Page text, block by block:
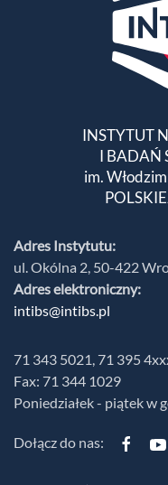
INSTYTUT
I BADAŃ
im.
Adres Instytutu:
ul. Okólna 2, 50-422
Adres elektroniczny:
intibs@intibs.pl
71 343 5021, 71 395
Fax: 71 344 1029
Poniedziałek - piątek w
Dołącz do nas: